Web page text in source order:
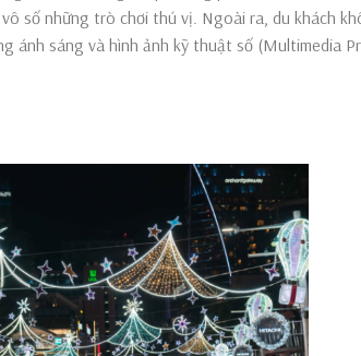
số những trò chơi thú vị. Ngoài ra, du khách
ánh sáng và hình ảnh kỹ thuật số (Multimedia